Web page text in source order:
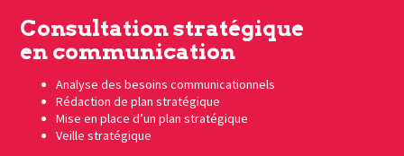
Consultation stratégique
en communication
Analyse des besoins communicationnels
Rédaction de plan stratégique
Mise en place d’un plan stratégique
Veille stratégique